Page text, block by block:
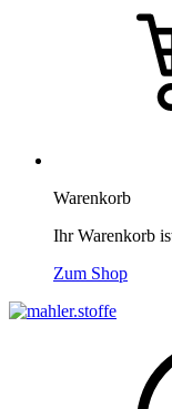
Warenkorb
Ihr Warenkorb
Zum Shop